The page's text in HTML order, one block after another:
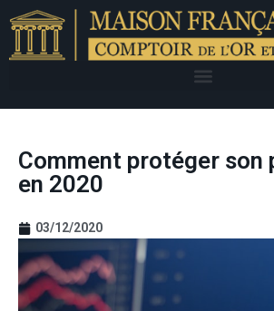
Comment protéger son
en 2020
03/12/2020